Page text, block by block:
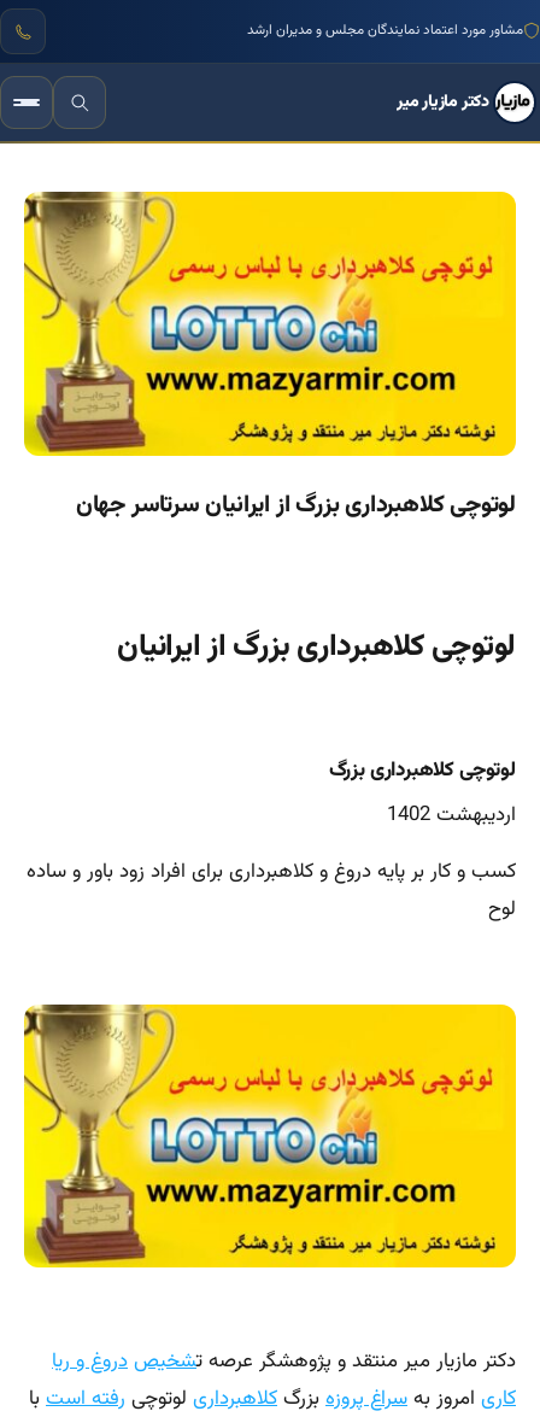
مشاور مورد اعتماد نمایندگان مجلس و مدیران ارشد
دکتر مازیار میر
لوتوچی کلاهبرداری بزرگ از ایرانیان سرتاسر جهان
لوتوچی کلاهبرداری بزرگ از ایرانیان
لوتوچی کلاهبرداری بزرگ
اردیبهشت 1402
کسب و کار بر پایه دروغ و کلاهبرداری برای افراد زود باور و ساده
لوح
دکتر مازیار میر منتقد و پژوهشگر عرصه تشخیصدروغ و ریا
کاری امروز بهسراغ پروزهبزرگکلاهبرداری لوتوچی رفته استبا